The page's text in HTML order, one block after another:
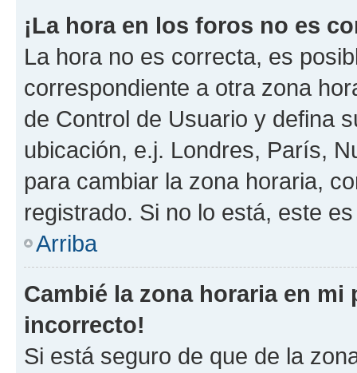
¡La hora en los foros no es
La hora no es correcta, es
correspondiente a otra zona
de Control de Usuario y defina
ubicación, e.j. Londres, París,
para cambiar la zona horaria,
registrado. Si no lo está, este
Arriba
Cambié la zona horaria en
incorrecto!
Si está seguro de que de la